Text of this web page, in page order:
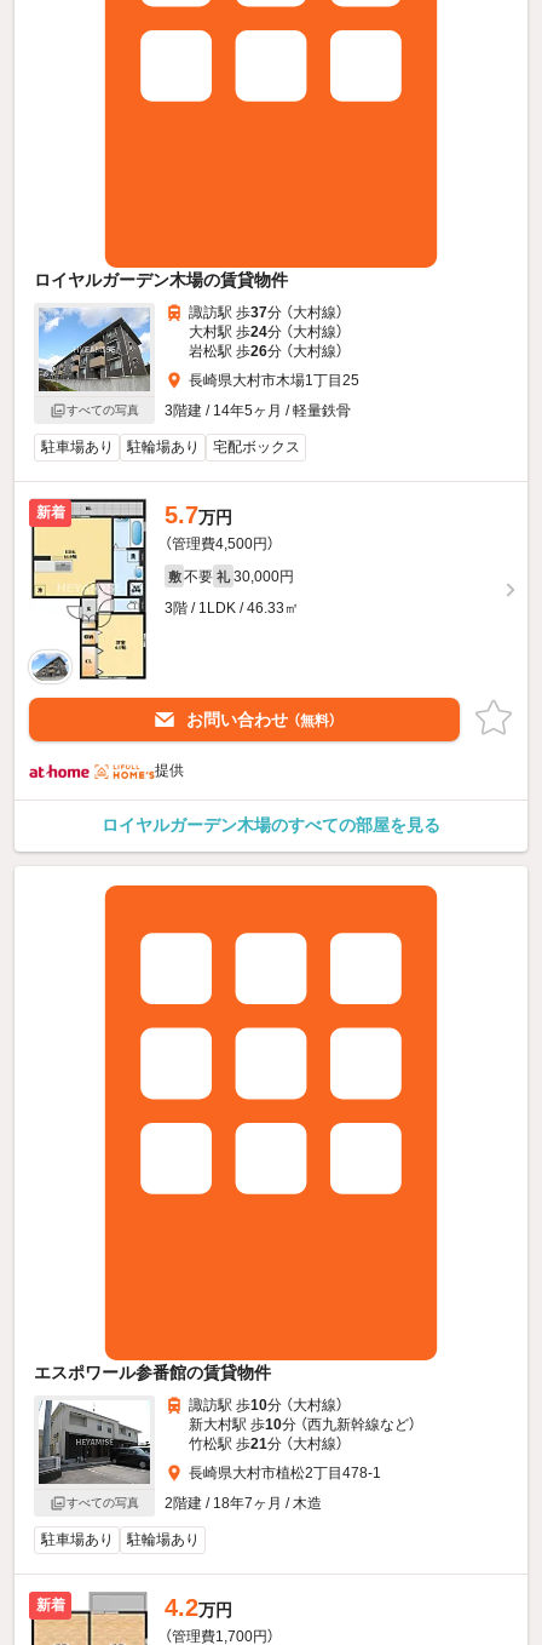
ロイヤルガーデン木場の賃貸物件
すべての写真
諏訪駅 歩37分 （大村線）
大村駅 歩24分 （大村線）
岩松駅 歩26分 （大村線）
長崎県大村市木場1丁目25
3階建 / 14年5ヶ月 / 軽量鉄骨
駐車場あり 駐輪場あり 宅配ボックス
新着 5.7万円
（管理費4,500円）
敷 不要 礼 30,000円
3階 / 1LDK / 46.33㎡
お問い合わせ （無料）
提供
ロイヤルガーデン木場のすべての部屋を見る
エスポワール参番館の賃貸物件
すべての写真
諏訪駅 歩10分 （大村線）
新大村駅 歩10分 （西九新幹線など）
竹松駅 歩21分 （大村線）
長崎県大村市植松2丁目478-1
2階建 / 18年7ヶ月 / 木造
駐車場あり 駐輪場あり
新着 4.2万円
（管理費1,700円）